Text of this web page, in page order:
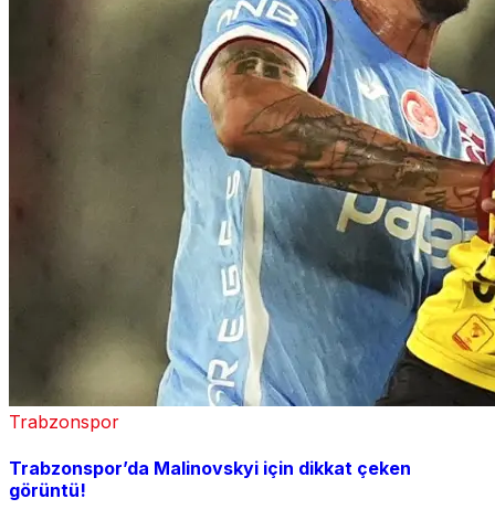
Trabzonspor
Trabzonspor’da Malinovskyi için dikkat çeken
görüntü!